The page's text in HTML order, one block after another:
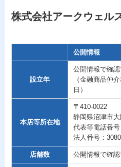
株式会社アークウェル
公開情報
設立年
公開情報で確
（金融商品仲
日）
本店等所在地
〒410-0022
静岡県沼津市
代表等電話番
法人番号：
店舗数 公開情報で確